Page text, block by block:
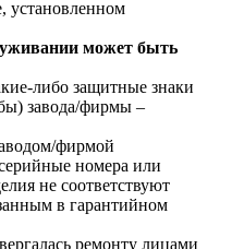
установленном
может быть
либо защитные знаки
завода/фирмы –
фирмой
номера или
не соответствуют
в гарантийном
ремонту лицами